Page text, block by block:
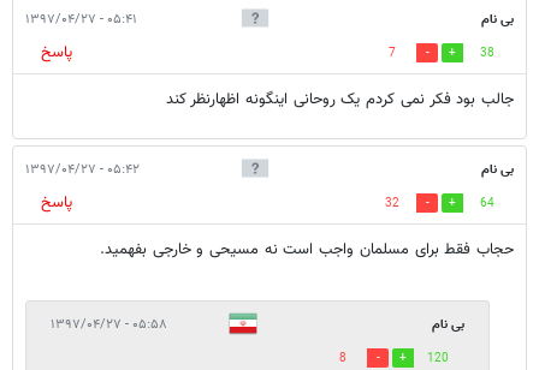
بی نام ۰۵:۴۱ - ۱۳۹۷/۰۴/۲۷
38
7
پاسخ
جالب بود فکر نمی کردم یک روحانی اینگونه اظهارنظر کند
بی نام ۰۵:۴۲ - ۱۳۹۷/۰۴/۲۷
64
32
پاسخ
حجاب فقط برای مسلمان واجب است نه مسیحی و خارجی بفهمید.
بی نام ۰۵:۵۸ - ۱۳۹۷/۰۴/۲۷
120
8